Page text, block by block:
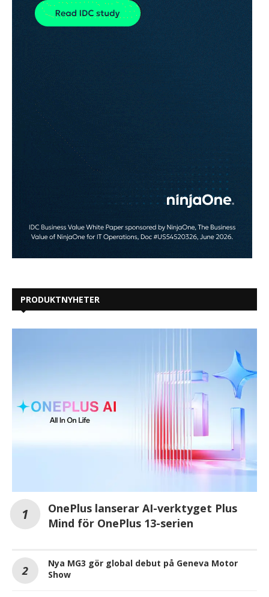
PRODUKTNYHETER
OnePlus lanserar AI-verktyget Plus
Mind för OnePlus 13-serien
Nya MG3 gör global debut på Geneva Motor
Show